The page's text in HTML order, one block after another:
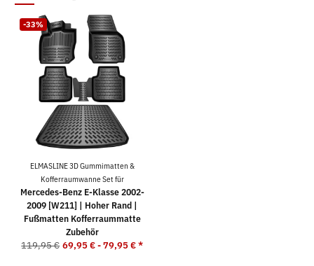
-33%
ELMASLINE 3D Gummimatten &
Kofferraumwanne Set für
Mercedes-Benz E-Klasse 2002-
2009 [W211] | Hoher Rand |
Fußmatten Kofferraummatte
Zubehör
119,95 € 69,95 € -79,95 €*